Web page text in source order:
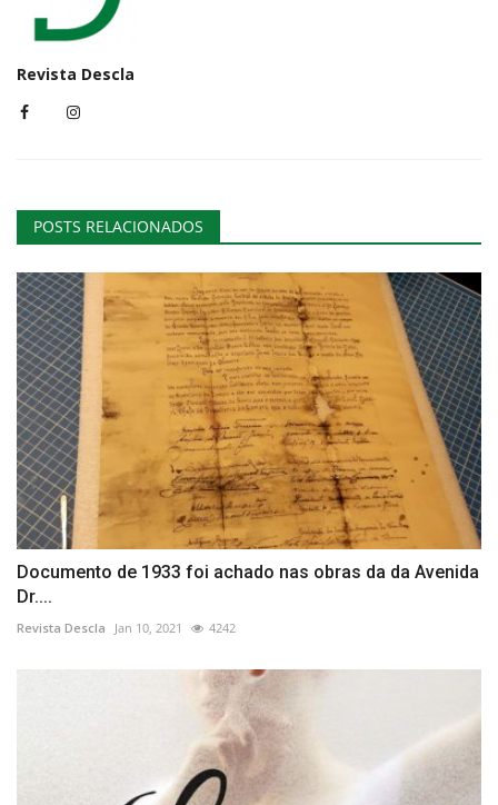
Revista Descla
POSTS RELACIONADOS
Documento de 1933 foi achado nas obras da da Avenida
Dr....
Revista Descla Jan 10, 2021 4242